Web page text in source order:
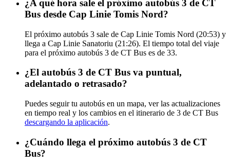
¿A qué hora sale el próximo autobús 3 de CT
Bus desde Cap Linie Tomis Nord?
El próximo autobús 3 sale de Cap Linie Tomis Nord (20:53) y
llega a Cap Linie Sanatoriu (21:26). El tiempo total del viaje
para el próximo autobús 3 de CT Bus es de 33.
¿El autobús 3 de CT Bus va puntual,
adelantado o retrasado?
Puedes seguir tu autobús en un mapa, ver las actualizaciones
en tiempo real y los cambios en el itinerario de 3 de CT Bus
descargando la aplicación.
¿Cuándo llega el próximo autobús 3 de CT
Bus?